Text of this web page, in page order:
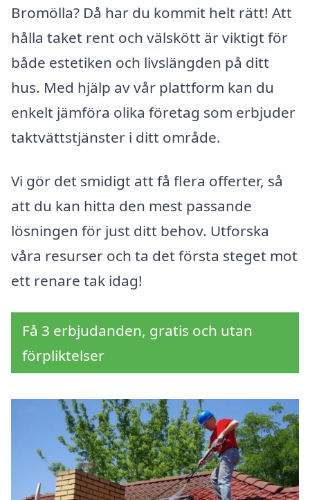
Bromölla? Då har du kommit helt rätt! Att
hålla taket rent och välskött är viktigt för
både estetiken och livslängden på ditt
hus. Med hjälp av vår plattform kan du
enkelt jämföra olika företag som erbjuder
taktvättstjänster i ditt område.
Vi gör det smidigt att få flera offerter, så
att du kan hitta den mest passande
lösningen för just ditt behov. Utforska
våra resurser och ta det första steget mot
ett renare tak idag!
Få 3 erbjudanden, gratis och utan
förpliktelser